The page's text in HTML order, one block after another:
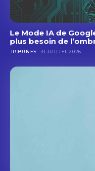
Le Mode IA de
plus besoin de
TRIBUNES 31 JUILLET 2026